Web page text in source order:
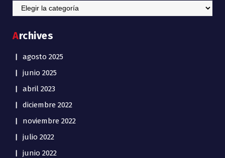
Artículos
de
Archives
agosto 2025
junio 2025
abril 2023
diciembre 2022
noviembre 2022
julio 2022
junio 2022